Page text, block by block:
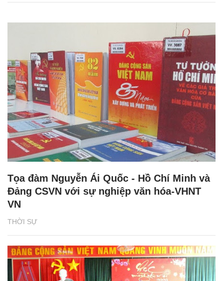
THỜI SỰ
Tọa đàm Nguyễn Ái Quốc - Hồ Chí Minh và
Đảng CSVN với sự nghiệp văn hóa-VHNT
VN